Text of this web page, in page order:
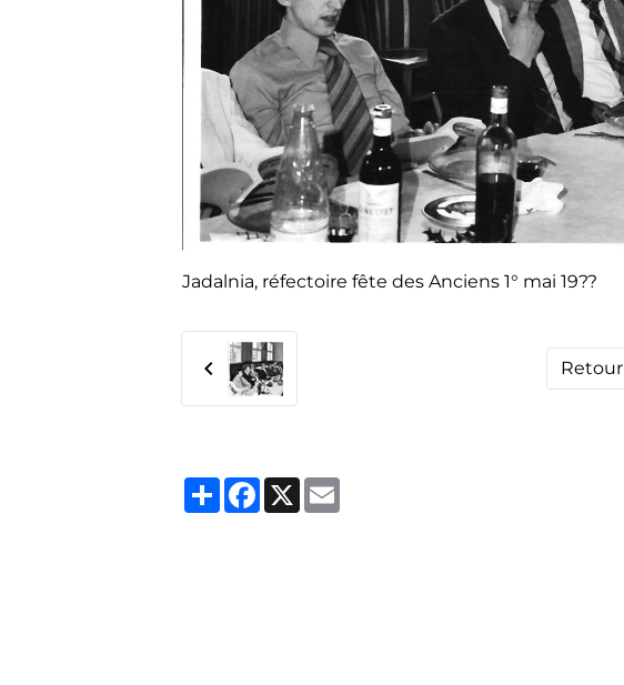
Jadalnia, réfectoire fête des Anciens 1° mai 19??
Retour
PartagerFacebook
X